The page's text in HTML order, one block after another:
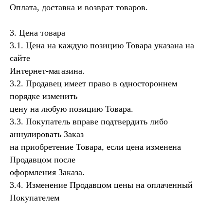
Оплата, доставка и возврат товаров.
3. Цена товара
3.1. Цена на каждую позицию Товара указана на
сайте
Интернет-магазина.
3.2. Продавец имеет право в одностороннем
порядке изменить
цену на любую позицию Товара.
3.3. Покупатель вправе подтвердить либо
аннулировать Заказ
на приобретение Товара, если цена изменена
Продавцом после
оформления Заказа.
3.4. Изменение Продавцом цены на оплаченный
Покупателем